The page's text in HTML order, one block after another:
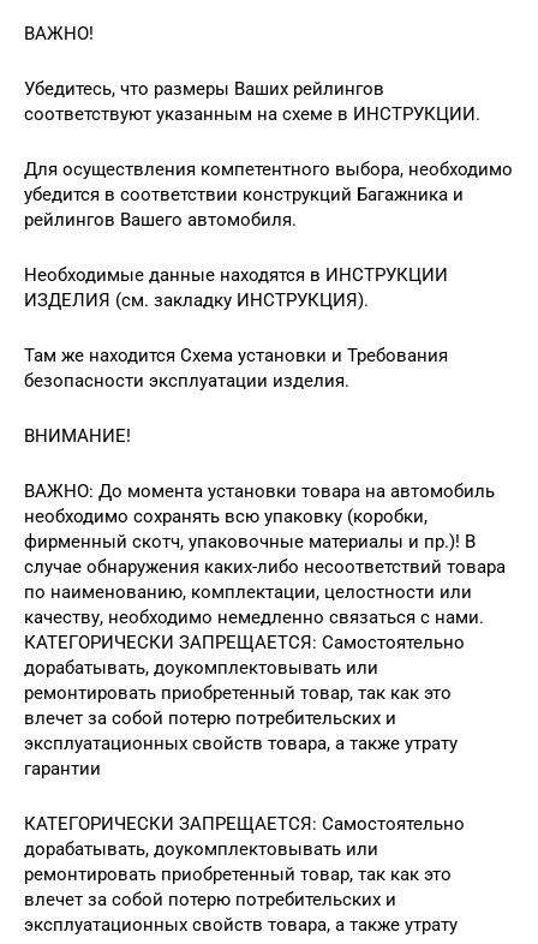
ВАЖНО!
Убедитесь, что размеры Ваших рейлингов
соответствуют указанным на схеме в ИНСТРУКЦИИ.
Для осуществления компетентного выбора, необходимо
убедится в соответствии конструкций Багажника и
рейлингов Вашего автомобиля.
Необходимые данные находятся в ИНСТРУКЦИИ
ИЗДЕЛИЯ (см. закладку ИНСТРУКЦИЯ).
Там же находится Схема установки и Требования
безопасности эксплуатации изделия.
ВНИМАНИЕ!
ВАЖНО: До момента установки товара на автомобиль
необходимо сохранять всю упаковку (коробки,
фирменный скотч, упаковочные материалы и пр.)! В
случае обнаружения каких-либо несоответствий товара
по наименованию, комплектации, целостности или
качеству, необходимо немедленно связаться с нами.
КАТЕГОРИЧЕСКИ ЗАПРЕЩАЕТСЯ: Самостоятельно
дорабатывать, доукомплектовывать или
ремонтировать приобретенный товар, так как это
влечет за собой потерю потребительских и
эксплуатационных свойств товара, а также утрату
гарантии
КАТЕГОРИЧЕСКИ ЗАПРЕЩАЕТСЯ: Самостоятельно
дорабатывать, доукомплектовывать или
ремонтировать приобретенный товар, так как это
влечет за собой потерю потребительских и
эксплуатационных свойств товара, а также утрату